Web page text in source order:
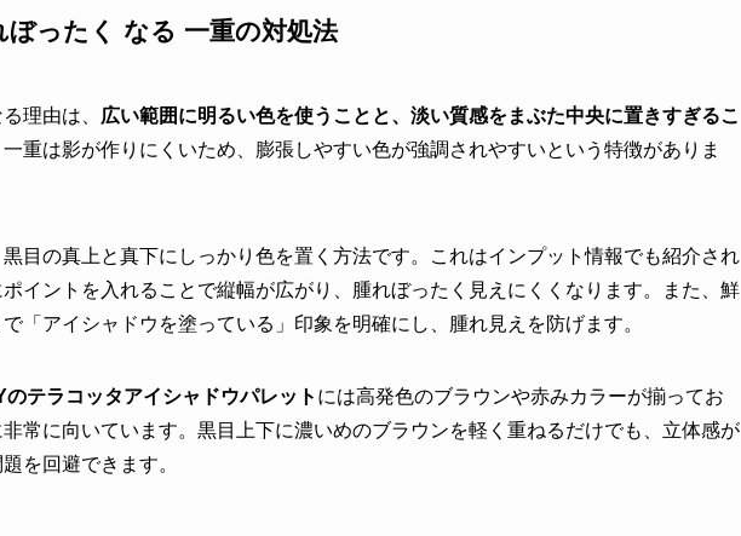
ったく なる 一重の対処法
理由は、 広い範囲に明るい色を使うことと、淡い質感をまぶた中央に置きすぎるこ
重は影が作りにくいため、膨張しやすい色が強調されやすいという特徴がありま
目の真上と真下にしっかり色を置く方法です。これはインプット情報でも紹介され
イントを入れることで縦幅が広がり、腫れぼったく見えにくくなります。また、鮮
「アイシャドウを塗っている」印象を明確にし、腫れ見えを防げます。
テラコッタアイシャドウパレット には高発色のブラウンや赤みカラーが揃ってお
常に向いています。黒目上下に濃いめのブラウンを軽く重ねるだけでも、立体感が
を回避できます。